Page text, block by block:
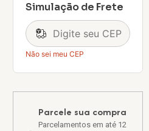
Simulação de Frete
Não sei meu CEP
Parcele sua compra
Parcelamentos em até 12